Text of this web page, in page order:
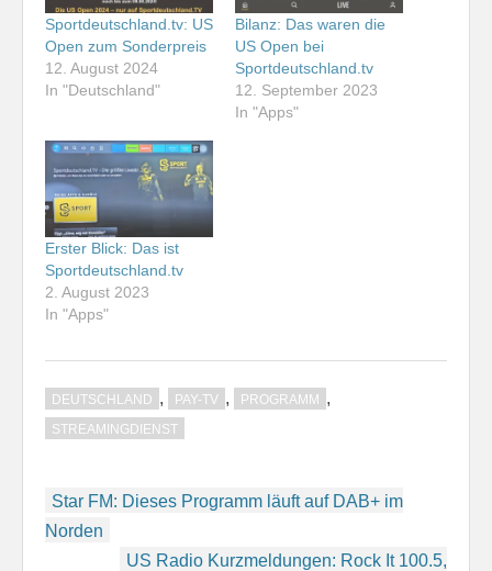
Sportdeutschland.tv: US
Open zum Sonderpreis
12. August 2024
In "Deutschland"
Bilanz: Das waren die
US Open bei
Sportdeutschland.tv
12. September 2023
In "Apps"
Erster Blick: Das ist
Sportdeutschland.tv
2. August 2023
In "Apps"
DEUTSCHLAND , PAY-TV , PROGRAMM ,
STREAMINGDIENST
Beitragsnavigation
Star FM: Dieses Programm läuft auf DAB+ im
Norden
US Radio Kurzmeldungen: Rock It 100.5,